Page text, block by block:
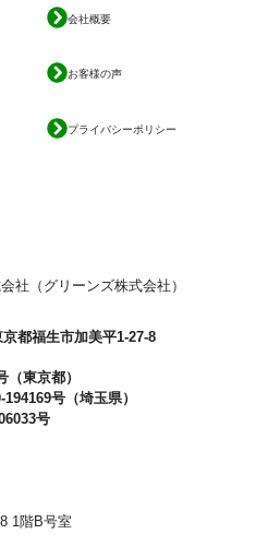
会社概要
お客様の声
プライバシーポリシー
社（グリーンズ株式会社）
都福生市加美平1-27-8
東京都）
号（埼玉県）
号
1階B号室